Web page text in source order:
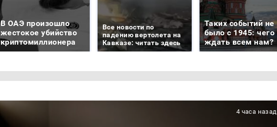
В ОАЭ произошло
жестокое убийство
криптомиллионера
Все новости по
падению вертолета на
Кавказе: читать здесь
Таких событий не
было с 1945: чего
ждать всем нам?
4 часа назад